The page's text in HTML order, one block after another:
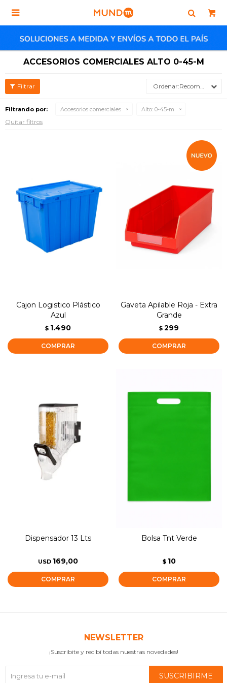

ACCESORIOS COMERCIALES ALTO 0-45-M
Recomendados
Filtrando por: Accesorios comerciales Alto: 0-45-m
Quitar filtros
Cajon Logistico Plástico
Azul
$ 1.490
Gaveta Apilable Roja - Extra
Grande
$ 299
Dispensador 13 Lts
USD 169,00
Bolsa Tnt Verde
$ 10
NEWSLETTER
¡Suscribite y recibí todas nuestras novedades!
SUSCRIBIRME